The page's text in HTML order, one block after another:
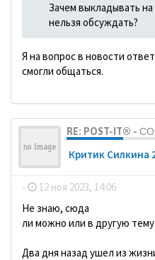
Зачем выкладывать
нельзя обсуждать?
Я на вопрос в новости
смогли общаться.
RE: POST-IT® -
Критик Силкина
- 12 ноя 2023, 14:06
Не знаю, сюда
ли можно или в другую тему.
Два дня назад ушел из